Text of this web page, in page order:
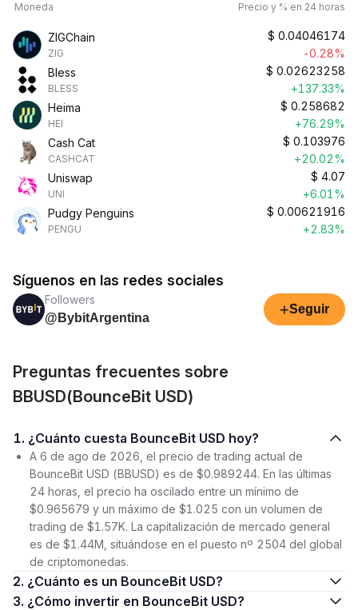
Moneda Precio y % en 24 horas
ZIGChain
ZIG
$ 0.04046174
-0.28%
Bless
BLESS
$ 0.02623258
+137.33%
Heima
HEI
$ 0.258682
+76.29%
Cash Cat
CASHCAT
$ 0.103976
+20.02%
Uniswap
UNI
$ 4.07
+6.01%
Pudgy Penguins
PENGU
$ 0.00621916
+2.83%
Síguenos en las redes sociales
Followers
@BybitArgentina
+Seguir
Preguntas frecuentes sobre
BBUSD(BounceBit USD)
1. ¿Cuánto cuesta BounceBit USD hoy?
A 6 de ago de 2026, el precio de trading actual de
BounceBit USD (BBUSD) es de $0.989244. En las últimas
24 horas, el precio ha oscilado entre un mínimo de
$0.965679 y un máximo de $1.025 con un volumen de
trading de $1.57K. La capitalización de mercado general
es de $1.44M, situándose en el puesto nº 2504 del global
de criptomonedas.
2. ¿Cuánto es un BounceBit USD?
3. ¿Cómo invertir en BounceBit USD?